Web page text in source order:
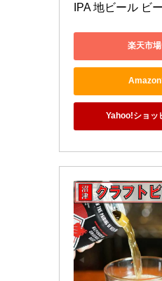
IPA 地ビール ビ
楽天市
Amazon
Yahoo!ショッ